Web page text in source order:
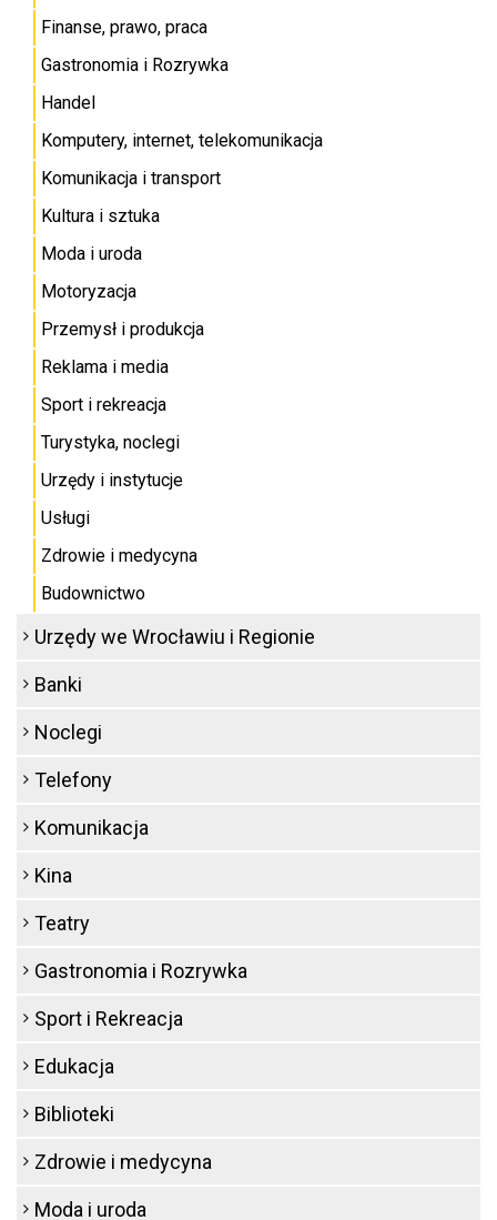
Finanse, prawo, praca
Gastronomia i Rozrywka
Handel
Komputery, internet, telekomunikacja
Komunikacja i transport
Kultura i sztuka
Moda i uroda
Motoryzacja
Przemysł i produkcja
Reklama i media
Sport i rekreacja
Turystyka, noclegi
Urzędy i instytucje
Usługi
Zdrowie i medycyna
Budownictwo
Urzędy we Wrocławiu i Regionie
Banki
Noclegi
Telefony
Komunikacja
Kina
Teatry
Gastronomia i Rozrywka
Sport i Rekreacja
Edukacja
Biblioteki
Zdrowie i medycyna
Moda i uroda